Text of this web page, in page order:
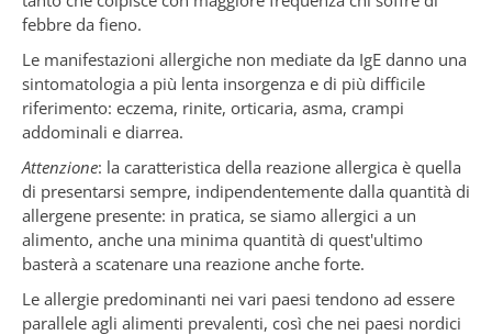
febbre da fieno.
Le manifestazioni allergiche non mediate da IgE danno una
sintomatologia a più lenta insorgenza e di più difficile
riferimento: eczema, rinite, orticaria, asma, crampi
addominali e diarrea.
Attenzione: la caratteristica della reazione allergica è quella
di presentarsi sempre, indipendentemente dalla quantità di
allergene presente: in pratica, se siamo allergici a un
alimento, anche una minima quantità di quest'ultimo
basterà a scatenare una reazione anche forte.
Le allergie predominanti nei vari paesi tendono ad essere
parallele agli alimenti prevalenti, così che nei paesi nordici